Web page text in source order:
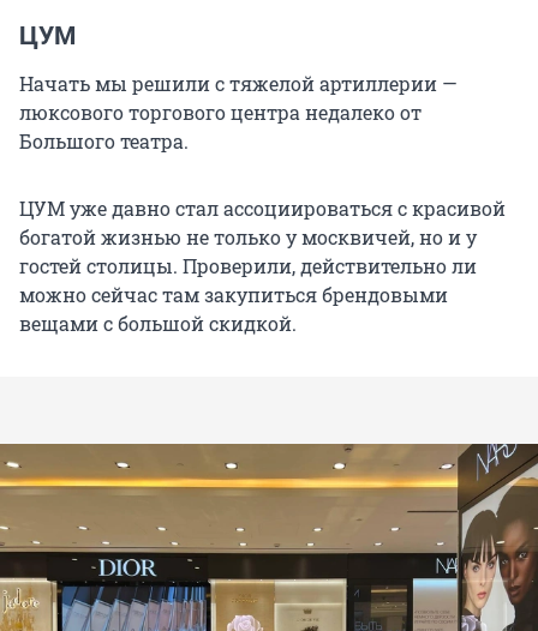
ЦУМ
Начать мы решили с тяжелой артиллерии —
люксового торгового центра недалеко от
Большого театра.
ЦУМ уже давно стал ассоциироваться с красивой
богатой жизнью не только у москвичей, но и у
гостей столицы. Проверили, действительно ли
можно сейчас там закупиться брендовыми
вещами с большой скидкой.